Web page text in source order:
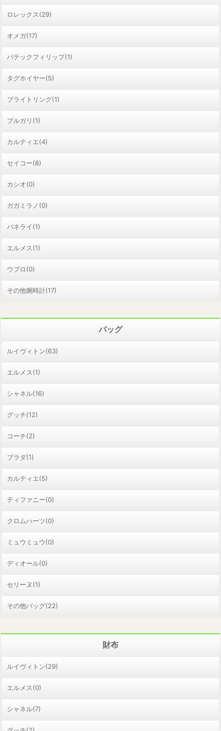
ロレックス(29)
オメガ(17)
パテックフィリップ(1)
タグホイヤー(5)
ブライトリング(1)
ブルガリ(1)
カルティエ(4)
セイコー(8)
カシオ(0)
ガガミラノ(0)
パネライ(1)
エルメス(1)
ウブロ(0)
その他腕時計(17)
バッグ
ルイヴィトン(63)
エルメス(1)
シャネル(16)
グッチ(12)
コーチ(2)
プラダ(1)
カルティエ(5)
ティファニー(0)
クロムハーツ(0)
ミュウミュウ(0)
ディオール(0)
セリーヌ(1)
その他バッグ(22)
財布
ルイヴィトン(29)
エルメス(0)
シャネル(7)